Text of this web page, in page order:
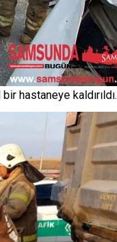
hastaneye kaldırıldı.